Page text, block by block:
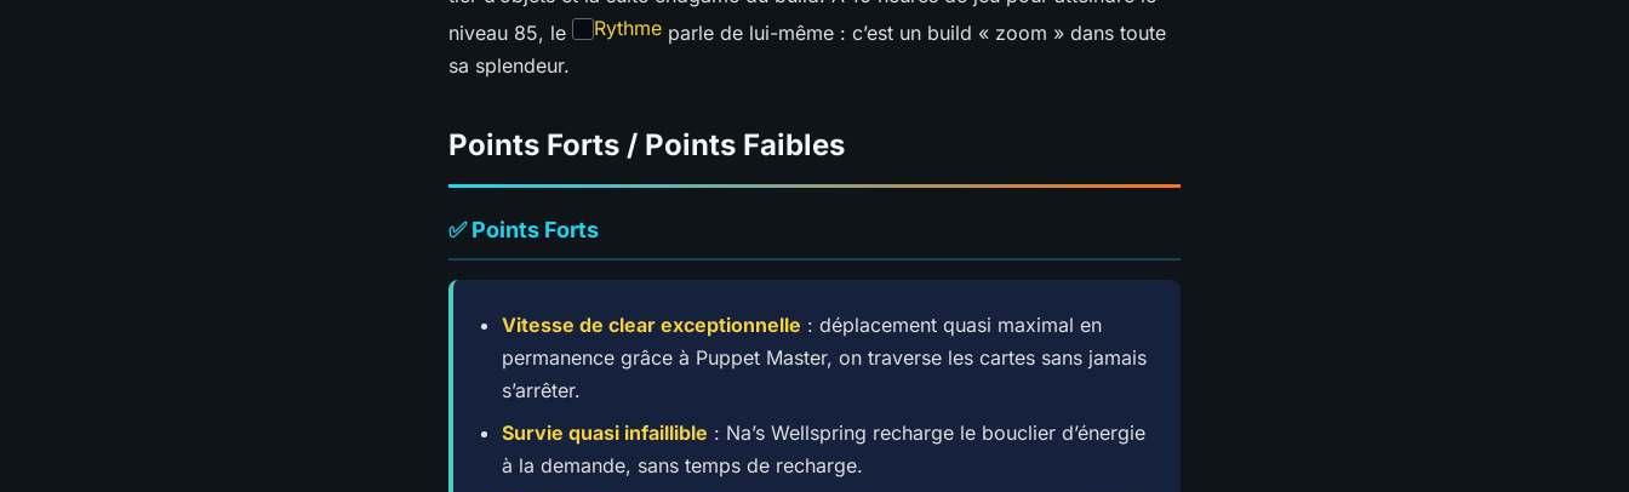
niveau 85, le
Rythme parle de lui-même : c’est un build « zoom » dans toute
sa splendeur.
Points Forts / Points Faibles
✅ Points Forts
Vitesse de clear exceptionnelle : déplacement quasi maximal en
permanence grâce à Puppet Master, on traverse les cartes sans jamais
s’arrêter.
Survie quasi infaillible : Na’s Wellspring recharge le bouclier d’énergie
à la demande, sans temps de recharge.